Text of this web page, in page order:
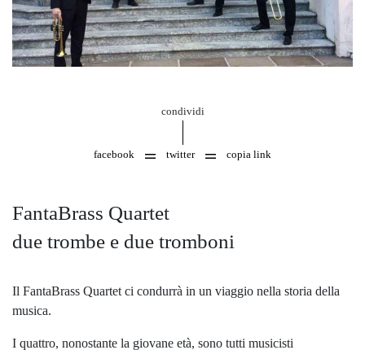
condividi
facebook twitter copia link
FantaBrass Quartet
due trombe e due tromboni
Il FantaBrass Quartet ci condurrà in un viaggio nella storia della
musica.
I quattro, nonostante la giovane età, sono tutti musicisti